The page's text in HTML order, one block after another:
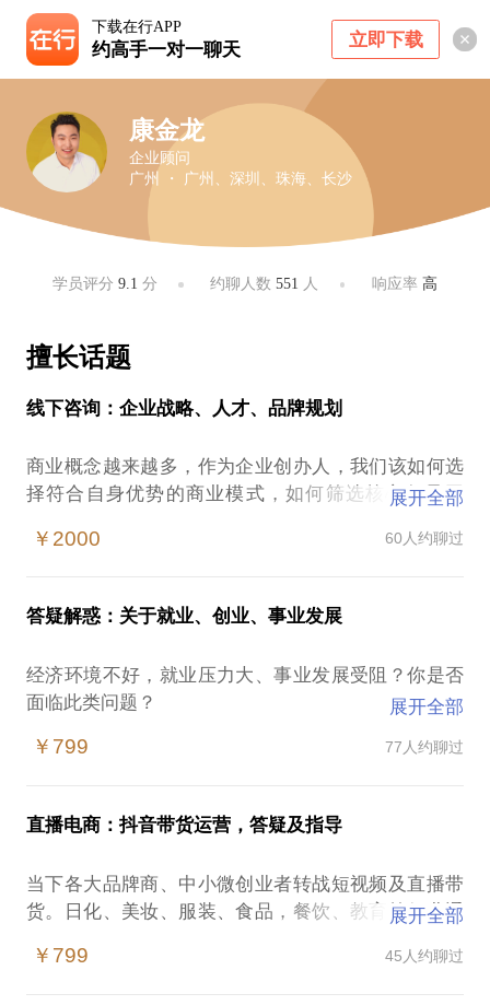
下载在行APP
约高手一对一聊天 立即下载
康金龙
企业顾问
广州 ・ 广州、深圳、珠海、长沙
学员评分9.1 分 约聊人数551 人 响应率 高
擅长话题
线下咨询：企业战略、人才、品牌规划
商业概念越来越多，作为企业创办人，我们该如何选
择符合自身优势的商业模式，如何筛选核心领导团
队现状，以策划咨询会形式帮你梳理商业模式及市场
营销策略，并整理清晰的商业模式及市场推广计划，
案！
本人作为在行营销行家。先后为400余家企业提供品
能为您做详细深入的咨询，辅导。
1、本话题为线下咨询服务（可约在广州、深圳、长
展开全部
￥2000 60人约聊过
答疑解惑：关于就业、创业、事业发展
经济环境不好，就业压力大、事业发展受阻？你是否
面临此类问题？
加速发展。是他们更努力？勤奋？幸运？我想都不
如果你面临职业就业、创业项目、投资等方向性决
我的职业生涯前10年是连续创业者，从事过教育、实
体连锁、互联网等相关行业，后10年主要以策划人身
展开全部
￥799 77人约聊过
直播电商：抖音带货运营，答疑及指导
当下各大品牌商、中小微创业者转战短视频及直播带
货。日化、美妆、服装、食品，餐饮、教育等行业通
展开全部
￥799 45人约聊过